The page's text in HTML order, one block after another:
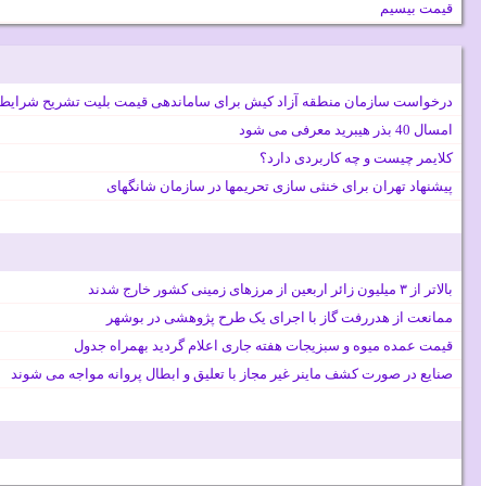
قیمت بیسیم
درخواست سازمان منطقه آزاد کیش برای ساماندهی قیمت بلیت تشریح
امسال 40 بذر هیبرید معرفی می شود
کلایمر چیست و چه کاربردی دارد؟
پیشنهاد تهران برای خنثی سازی تحریمها در سازمان شانگهای
بالاتر از ۳ میلیون زائر اربعین از مرزهای زمینی کشور خارج شدند
ممانعت از هدررفت گاز با اجرای یک طرح پژوهشی در بوشهر
قیمت عمده میوه و سبزیجات هفته جاری اعلام گردید بهمراه جدول
صنایع در صورت کشف ماینر غیر مجاز با تعلیق و ابطال پروانه مواجه می شوند